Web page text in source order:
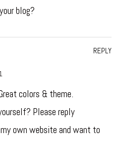
blog?
colors & theme.
Please reply
own website and want to
REPLY